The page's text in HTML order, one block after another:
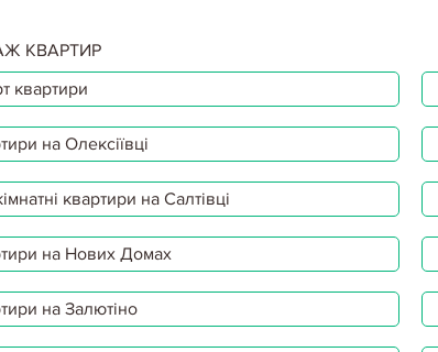
КВАРТИР
квартири
на Олексіївці
квартири на Салтівці
на Нових Домах
на Залютіно